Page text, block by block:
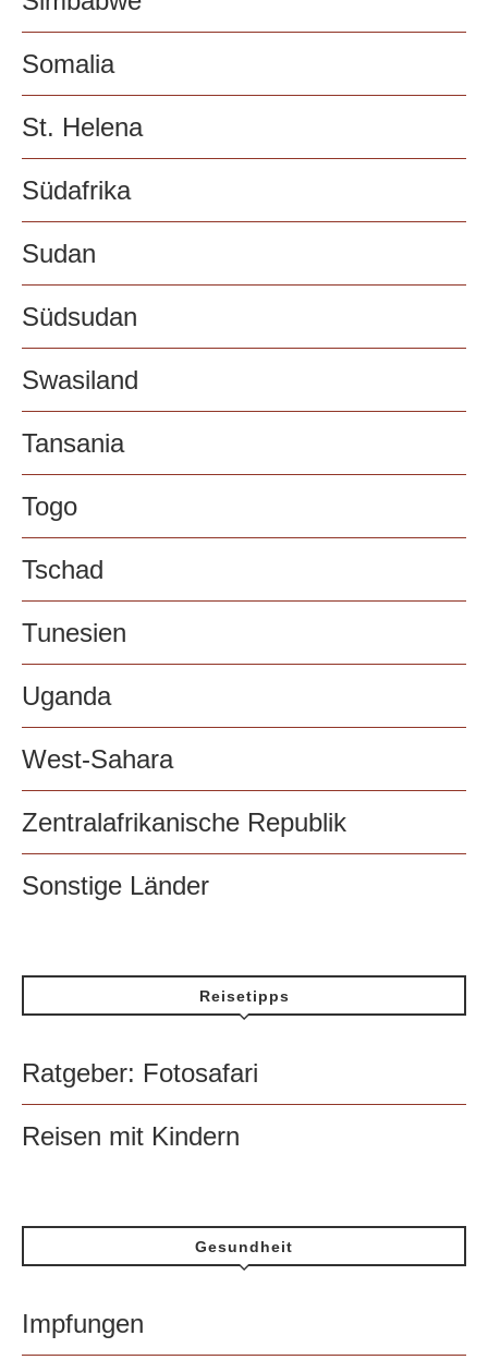
Somalia
St. Helena
Südafrika
Sudan
Südsudan
Swasiland
Tansania
Togo
Tschad
Tunesien
Uganda
West-Sahara
Zentralafrikanische Republik
Sonstige Länder
Reisetipps
Ratgeber: Fotosafari
Reisen mit Kindern
Gesundheit
Impfungen